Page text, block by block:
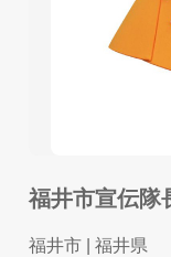
福井市宣伝隊
福井市 | 福井県